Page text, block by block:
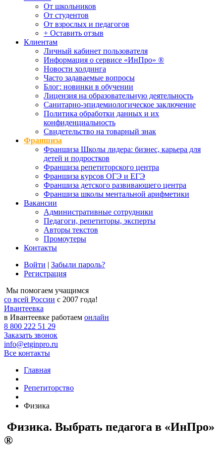
От школьников
От студентов
От взрослых и педагогов
+ Оставить отзыв
Клиентам
Личный кабинет пользователя
Информация о сервисе «ИнПро» ®
Новости холдинга
Часто задаваемые вопросы
Блог: новинки в обучении
Лицензия на образовательную деятельность
Санитарно-эпидемиологическое заключение
Политика обработки данных и их
конфиденциальность
Свидетельство на товарный знак
Франшиза
Франшиза Школы лидера: бизнес, карьера для
детей и подростков
Франшиза репетиторского центра
Франшиза курсов ОГЭ и ЕГЭ
Франшиза детского развивающего центра
Франшиза школы ментальной арифметики
Вакансии
Административные сотрудники
Педагоги, репетиторы, эксперты
Авторы текстов
Промоутеры
Контакты
Войти | Забыли пароль?
Регистрация
Мы помогаем учащимся
со всей России с 2007 года!
Ивантеевка
в Ивантеевке работаем онлайн
8 800 222 51 29
Заказать звонок
info@etginpro.ru
Все контакты
Главная
Репетиторство
Физика
Физика. Выбрать педагога в «ИнПро»
®